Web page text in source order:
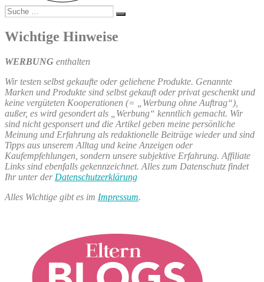
Suche
nach:
Suchen
Wichtige Hinweise
WERBUNG enthalten
Wir testen selbst gekaufte oder geliehene Produkte. Genannte
Marken und Produkte sind selbst gekauft oder privat geschenkt und
keine vergüteten Kooperationen (= „Werbung ohne Auftrag“),
außer, es wird gesondert als „Werbung“ kenntlich gemacht. Wir
sind nicht gesponsert und die Artikel geben meine persönliche
Meinung und Erfahrung als redaktionelle Beiträge wieder und sind
Tipps aus unserem Alltag und keine Anzeigen oder
Kaufempfehlungen, sondern unsere subjektive Erfahrung. Affiliate
Links sind ebenfalls gekennzeichnet. Alles zum Datenschutz findet
Ihr unter der Datenschutzerklärung
Alles Wichtige gibt es im Impressum.